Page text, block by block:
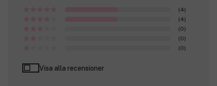
(4)
(4)
(0)
(0)
(0)
Visa alla recensioner